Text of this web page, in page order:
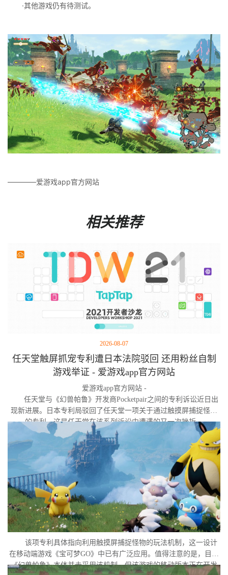
·其他游戏仍有待测试。
————爱游戏app官方网站
相关推荐
2026-08-07
任天堂触屏抓宠专利遭日本法院驳回 还用粉丝自制
游戏举证 - 爱游戏app官方网站
爱游戏app官方网站 -
任天堂与《幻兽帕鲁》开发商Pocketpair之间的专利诉讼近日出
现新进展。日本专利局驳回了任天堂一项关于通过触摸屏捕捉怪物
的专利，这是任天堂在该系列诉讼中遭遇的又一次挫折。
该项专利具体指向利用触摸屏捕捉怪物的玩法机制，这一设计
在移动端游戏《宝可梦GO》中已有广泛应用。值得注意的是，目前
《幻兽帕鲁》本体并未采用该机制，但该游戏的移动版本正在开发